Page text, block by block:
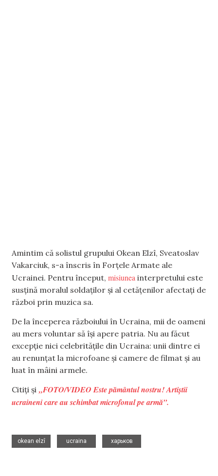
Amintim că solistul grupului Okean Elzî, Sveatoslav
Vakarciuk, s-a înscris în Forțele Armate ale
Ucrainei. Pentru început, misiunea interpretului este
susțină moralul soldaților și al cetățenilor afectați de
război prin muzica sa.
De la începerea războiului în Ucraina, mii de oameni
au mers voluntar să își apere patria. Nu au făcut
excepție nici celebritățile din Ucraina: unii dintre ei
au renunțat la microfoane și camere de filmat și au
luat în mâini armele.
Citiți și „FOTO/VIDEO Este pământul nostru! Artiștii
ucraineni care au schimbat microfonul pe armă”.
okean elzî
ucraina
харьков